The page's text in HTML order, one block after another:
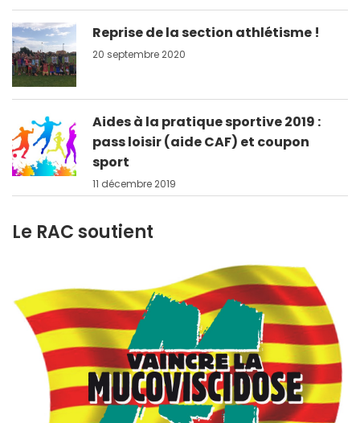
Reprise de la section athlétisme !
20 septembre 2020
Aides à la pratique sportive 2019 :
pass loisir (aide CAF) et coupon
sport
11 décembre 2019
Le RAC soutient